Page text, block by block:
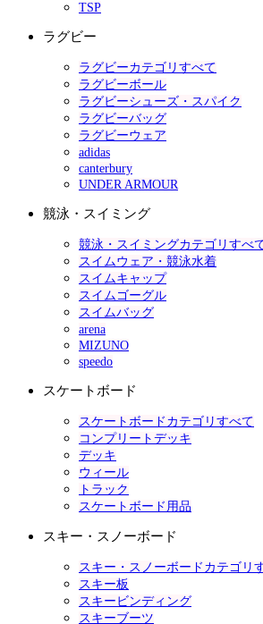
TSP
ラグビー
ラグビーカテゴリすべて
ラグビーボール
ラグビーシューズ・スパイク
ラグビーバッグ
ラグビーウェア
adidas
canterbury
UNDER ARMOUR
競泳・スイミング
競泳・スイミングカテゴリすべ
スイムウェア・競泳水着
スイムキャップ
スイムゴーグル
スイムバッグ
arena
MIZUNO
speedo
スケートボード
スケートボードカテゴリすべて
コンプリートデッキ
デッキ
ウィール
トラック
スケートボード用品
スキー・スノーボード
スキー・スノーボードカテゴリ
スキー板
スキービンディング
スキーブーツ